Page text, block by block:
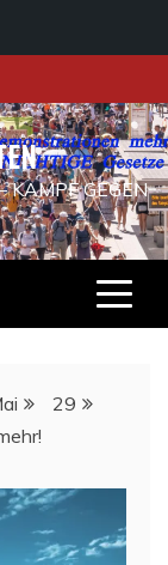
KAMPF GEGEN
29